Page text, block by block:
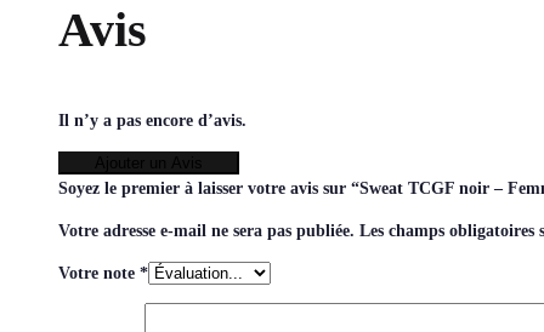
Avis
Il n’y a pas encore d’avis.
Soyez le premier à laisser votre avis sur “Sweat TCGF noir –
Votre adresse e-mail ne sera pas publiée. Les champs obligatoires
Votre note *